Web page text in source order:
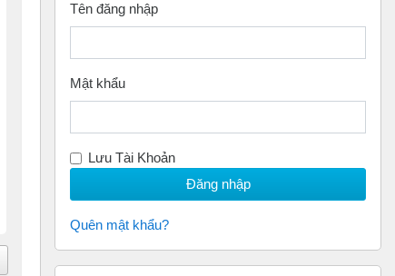
Tên đăng nhập
Mật khẩu
Lưu Tài Khoản
Quên mật khẩu?